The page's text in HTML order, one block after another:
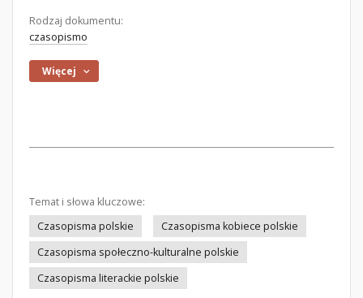
Rodzaj dokumentu:
czasopismo
Więcej
Temat i słowa kluczowe:
Czasopisma polskie
Czasopisma kobiece polskie
Czasopisma społeczno-kulturalne polskie
Czasopisma literackie polskie